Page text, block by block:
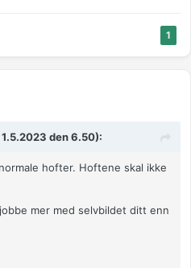
1
den 6.50):
hofter. Hoftene skal ikke
mer med selvbildet ditt enn